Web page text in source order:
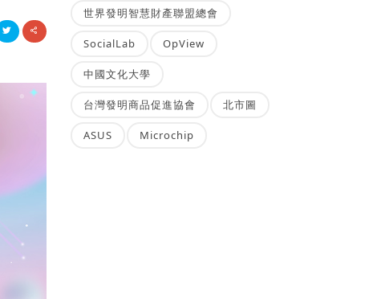
世界發明智慧財產聯盟總會
SocialLab OpView
中國文化大學
台灣發明商品促進協會 北市圖
ASUS Microchip